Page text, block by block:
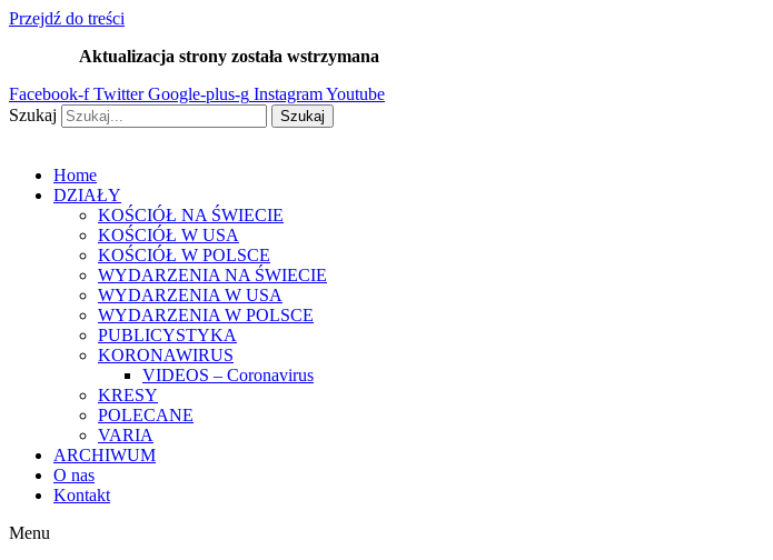
Przejdź do treści
Aktualizacja strony została wstrzymana
Facebook-f Twitter Google-plus-g InstagramYoutube
Szukaj
Szukaj
Home
DZIAŁY
KOŚCIÓŁ NA ŚWIECIE
KOŚCIÓŁ W USA
KOŚCIÓŁ W POLSCE
WYDARZENIA NA ŚWIECIE
WYDARZENIA W USA
WYDARZENIA W POLSCE
PUBLICYSTYKA
KORONAWIRUS
VIDEOS – Coronavirus
KRESY
POLECANE
VARIA
ARCHIWUM
O nas
Kontakt
Menu